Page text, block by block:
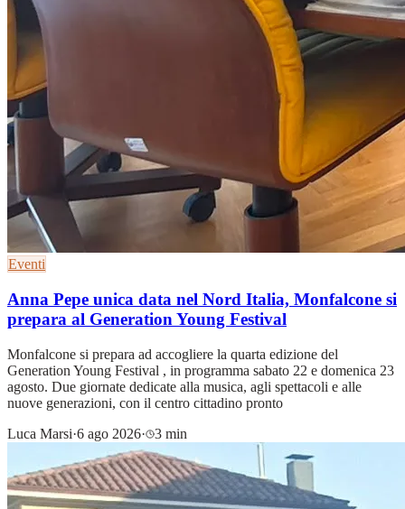
Eventi
Anna Pepe unica data nel Nord Italia, Monfalcone si
prepara al Generation Young Festival
Monfalcone si prepara ad accogliere la quarta edizione del
Generation Young Festival , in programma sabato 22 e domenica 23
agosto. Due giornate dedicate alla musica, agli spettacoli e alle
nuove generazioni, con il centro cittadino pronto
Luca Marsi·6 ago 2026· 3 min